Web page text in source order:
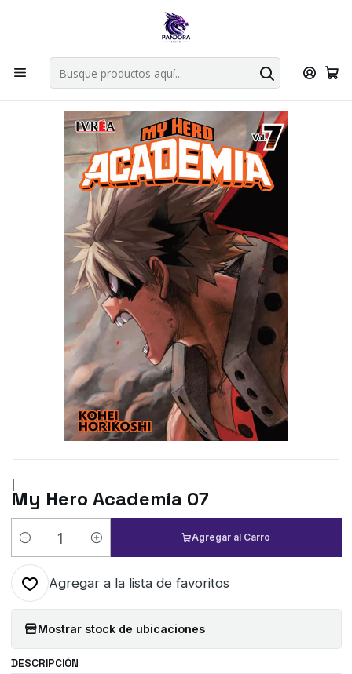
Por compras en cartas singles superiores a 49.990 el envio es
Explorar singles
Inicio Mangas Tankobon My Hero Academia 07
|
My Hero Academia 07
Cantidad
Agregar al Carro
Agregar a la lista de favoritos
Mostrar stock de ubicaciones
DESCRIPCIÓN